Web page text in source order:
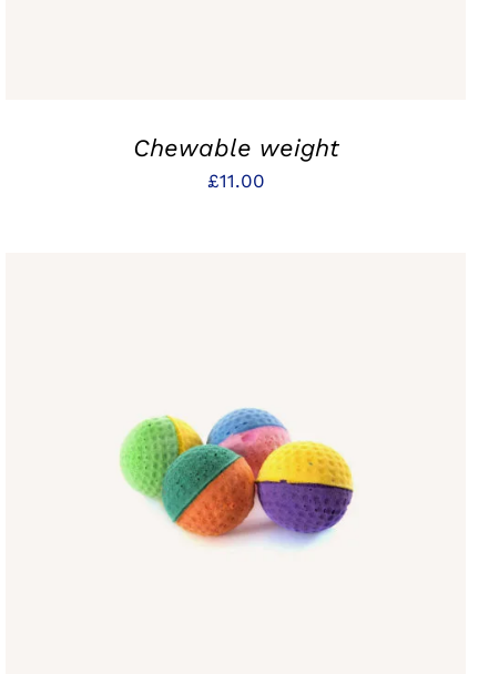
Chewable weight
£11.00
IN DEN WARENKORB / QUICK VIEW